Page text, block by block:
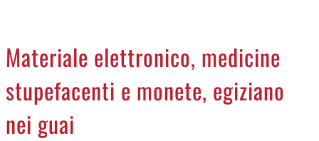
LA PIAZZA
ANIMALI
Materiale elettronico, medicine
stupefacenti e monete, egiziano
nei guai